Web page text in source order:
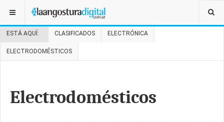
ESTÁ AQUÍ: CLASIFICADOS ELECTRÓNICA
ELECTRODOMÉSTICOS
Electrodomésticos